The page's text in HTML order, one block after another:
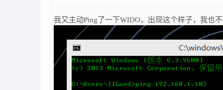
我又主动Ping了一下WIDO，出现这个样子，我也